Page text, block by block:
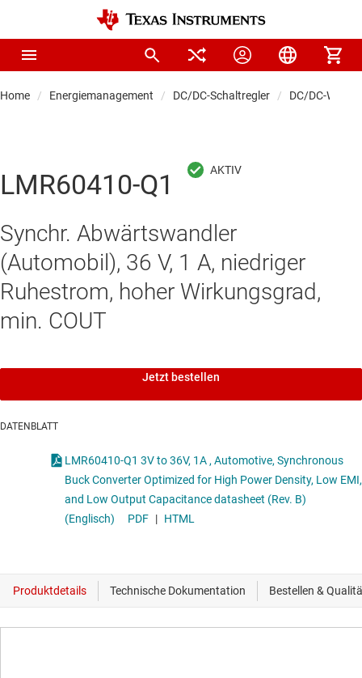
Home Energiemanagement DC/DC-Schaltregler DC/DC-
LMR60410-Q1
Synchr. Abwärtswandler
(Automobil), 36 V, 1 A, niedriger
Ruhestrom, hoher Wirkungsgrad,
min. COUT
Jetzt bestellen
DATENBLATT
LMR60410-Q1 3V to 36V, 1A , Automotive, Synchronous
Buck Converter Optimized for High Power Density, Low EMI,
and Low Output Capacitance datasheet (Rev. B)
(Englisch)
PDF | HTML